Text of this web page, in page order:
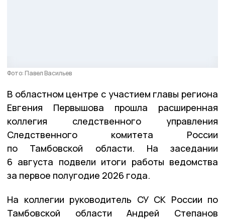
Фото: Павел Васильев
В областном центре с участием главы региона
Евгения Первышова прошла расширенная
коллегия следственного управления
Следственного комитета России
по Тамбовской области. На заседании
6 августа подвели итоги работы ведомства
за первое полугодие 2026 года.
На коллегии руководитель СУ СК России по
Тамбовской области Андрей Степанов